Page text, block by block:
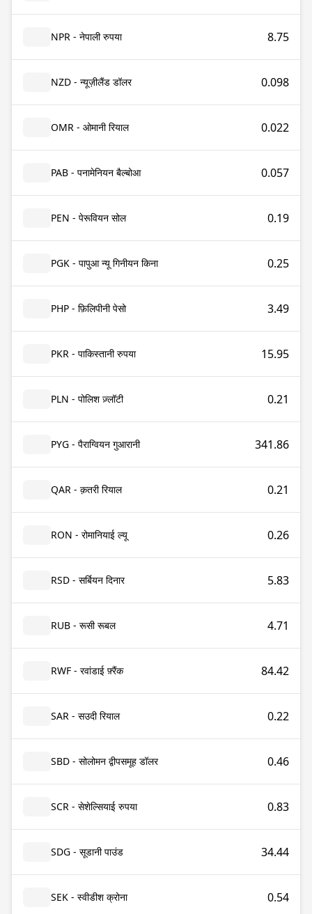
NPR - नेपाली रुपया 8.75
NZD - न्यूज़ीलैंड डॉलर 0.098
OMR - ओमानी रियाल 0.022
PAB - पनामेनियन बैल्बोआ 0.057
PEN - पेरूवियन सोल 0.19
PGK - पापुआ न्यू गिनीयन किना 0.25
PHP - फ़िलिपीनी पेसो 3.49
PKR - पाकिस्तानी रुपया 15.95
PLN - पोलिश ज़्लॉटी 0.21
PYG - पैराग्वियन गुआरानी 341.86
QAR - क़तरी रियाल 0.21
RON - रोमानियाई ल्यू 0.26
RSD - सर्बियन दिनार 5.83
RUB - रूसी रूबल 4.71
RWF - रवांडाई फ़्रैंक 84.42
SAR - सउदी रियाल 0.22
SBD - सोलोमन द्वीपसमूह डॉलर 0.46
SCR - सेशेल्सियाई रुपया 0.83
SDG - सूडानी पाउंड 34.44
SEK - स्वीडीश क्रोना 0.54